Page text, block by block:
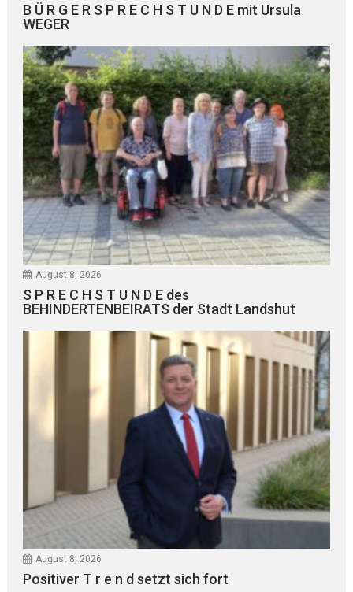
B Ü R G E R S P R E C H S T U N D E mit Ursula
WEGER
August 8, 2026
S P R E C H S T U N D E des
BEHINDERTENBEIRATS der Stadt Landshut
August 8, 2026
Positiver T r e n d setzt sich fort